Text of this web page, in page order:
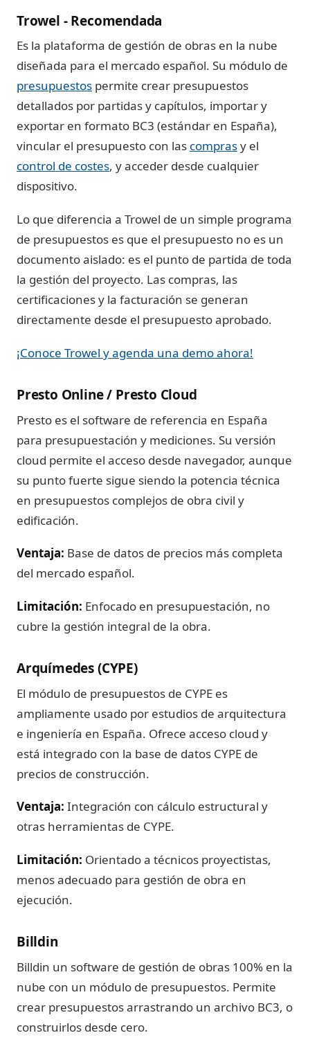
Trowel - Recomendada
Es la plataforma de gestión de obras en la nube
diseñada para el mercado español. Su módulo de
presupuestos permite crear presupuestos
detallados por partidas y capítulos, importar y
exportar en formato BC3 (estándar en España),
vincular el presupuesto con las comprasy el
control de costes, y acceder desde cualquier
dispositivo.
Lo que diferencia a Trowel de un simple programa
de presupuestos es que el presupuesto no es un
documento aislado: es el punto de partida de toda
la gestión del proyecto. Las compras, las
certificaciones y la facturación se generan
directamente desde el presupuesto aprobado.
¡Conoce Trowel y agenda una demo ahora!
Presto Online / Presto Cloud
Presto es el software de referencia en España
para presupuestación y mediciones. Su versión
cloud permite el acceso desde navegador, aunque
su punto fuerte sigue siendo la potencia técnica
en presupuestos complejos de obra civil y
edificación.
Ventaja: Base de datos de precios más completa
del mercado español.
Limitación: Enfocado en presupuestación, no
cubre la gestión integral de la obra.
Arquímedes (CYPE)
El módulo de presupuestos de CYPE es
ampliamente usado por estudios de arquitectura
e ingeniería en España. Ofrece acceso cloud y
está integrado con la base de datos CYPE de
precios de construcción.
Ventaja: Integración con cálculo estructural y
otras herramientas de CYPE.
Limitación: Orientado a técnicos proyectistas,
menos adecuado para gestión de obra en
ejecución.
Billdin
Billdin un software de gestión de obras 100% en la
nube con un módulo de presupuestos. Permite
crear presupuestos arrastrando un archivo BC3, o
construirlos desde cero.